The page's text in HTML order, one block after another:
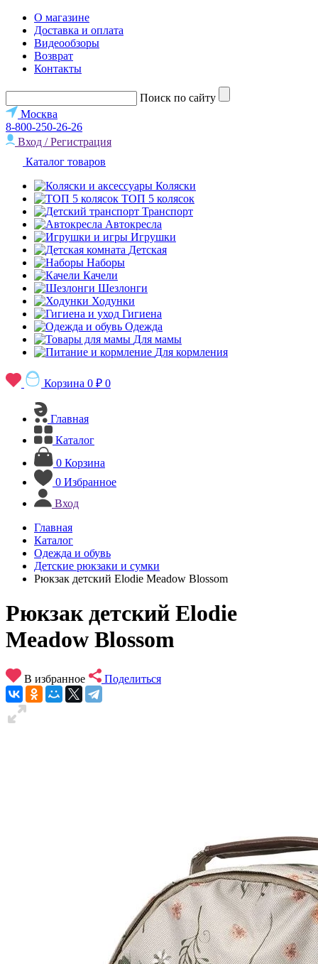
О магазине
Доставка и оплата
Видеообзоры
Возврат
Контакты
Поиск по сайту
Москва
8-800-250-26-26
Вход / Регистрация
Каталог товаров
Коляски
ТОП 5 колясок
Транспорт
Автокресла
Игрушки
Детская
Наборы
Качели
Шезлонги
Ходунки
Гигиена
Одежда
Для мамы
Для кормления
Корзина 0 ₽ 0
Главная
Каталог
0 Корзина
0 Избранное
Вход
Главная
Каталог
Одежда и обувь
Детские рюкзаки и сумки
Рюкзак детский Elodie Meadow Blossom
Рюкзак детский Elodie
Meadow Blossom
В избранное Поделиться